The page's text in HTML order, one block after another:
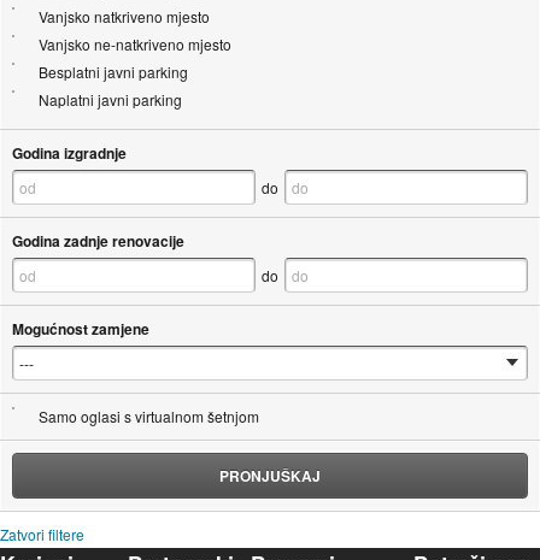
Vanjsko natkriveno mjesto
Vanjsko ne-natkriveno mjesto
Besplatni javni parking
Naplatni javni parking
Godina izgradnje
do
Godina zadnje renovacije
do
Mogućnost zamjene
Samo oglasi s virtualnom šetnjom
PRONJUŠKAJ
Zatvori filtere